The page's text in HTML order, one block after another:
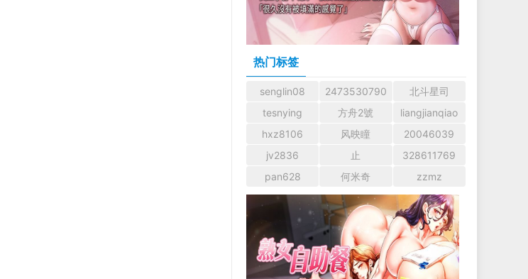
热门标签
senglin08 2473530790
北斗星司
tesnying
方舟2號
liangjianqiao
hxz8106
风映瞳
20046039
jv2836
止
328611769
pan628
何米奇 zzmz